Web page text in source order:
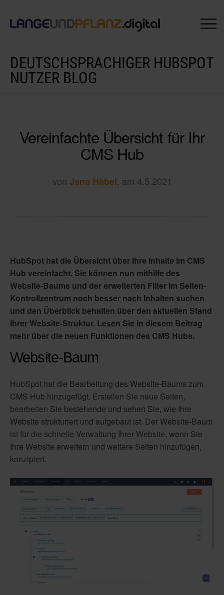
DEUTSCHSPRACHIGER HUBSPOT
NUTZER BLOG
Vereinfachte Übersicht für Ihr
CMS Hub
von Jana Häbel, am 4.5.2021
HubSpot hat die Übersicht über Ihre Inhalte im CMS
Hub vereinfacht. Sie können nun mithilfe des
Website-Baums und der erweiterten Filter im Seiten-
Kontrollzentrum noch besser nach Inhalten suchen
und den Überblick behalten über den aktuellen Stand
Ihrer Website-Struktur. Lesen Sie in diesem Beitrag
mehr über die neuen Funktionen des CMS Hubs.
Website-Baum
HubSpot hat die Bearbeitung des Website-Baums zum
CMS Hub hinzugefügt. Erstellen Sie neue Seiten,
bearbeiten Sie bestehende und sehen Sie, wie Ihre
Website strukturiert und aufgebaut ist. Der Website-Baum
ist für die schnelle Verwaltung Ihrer Website, wenn Sie
Ihre Website erweitern und weitere Seiten hinzufügen,
konzipiert.